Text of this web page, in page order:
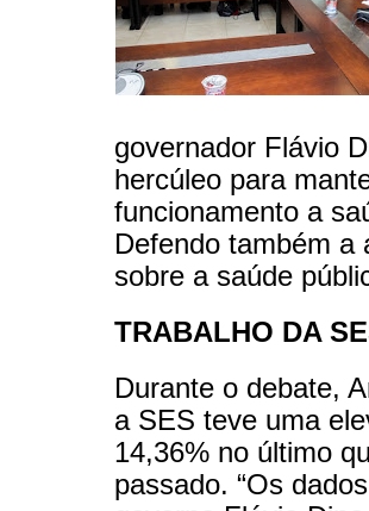
governador Flávio
hercúleo para
funcionamento a
Defendo também a
sobre a saúde
TRABALHO DA
Durante o debate,
a SES teve uma
14,36% no último
passado. “Os